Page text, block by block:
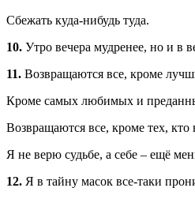
Сбежать куда-нибудь туда.
10. Утро вечера мудренее, но и в
11. Возвращаются все, кроме
Кроме самых любимых и
Возвращаются все, кроме тех,
Я не верю судьбе, а себе – ещё
12. Я в тайну масок все-таки